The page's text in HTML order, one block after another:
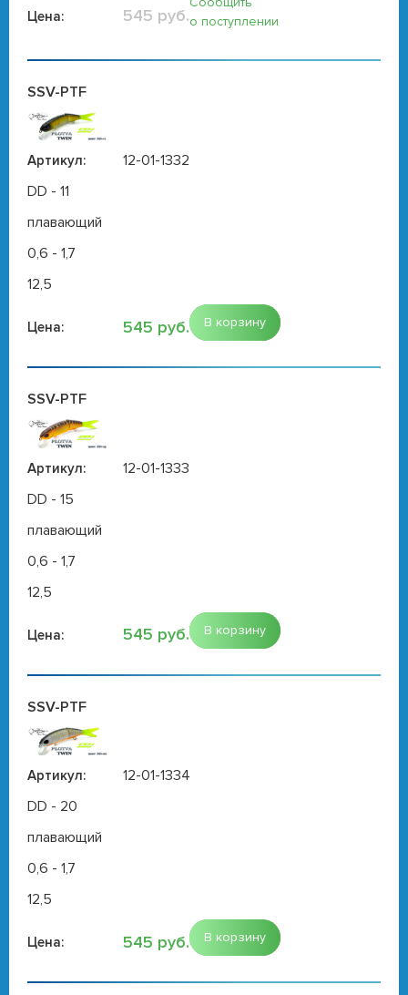
Цена: 545 руб.о поступлении
SSV-PTF
Артикул:
12-01-1332
DD - 11
плавающий
0,6 - 1,7
12,5
Цена: 545 руб. В корзину
SSV-PTF
Артикул:
12-01-1333
DD - 15
плавающий
0,6 - 1,7
12,5
Цена: 545 руб. В корзину
SSV-PTF
Артикул:
12-01-1334
DD - 20
плавающий
0,6 - 1,7
12,5
Цена: 545 руб. В корзину